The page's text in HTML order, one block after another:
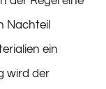
Nachteil
ein
wird der